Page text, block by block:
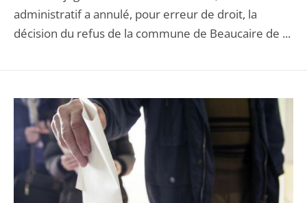
administratif a annulé, pour erreur de droit, la
décision du refus de la commune de Beaucaire de ...